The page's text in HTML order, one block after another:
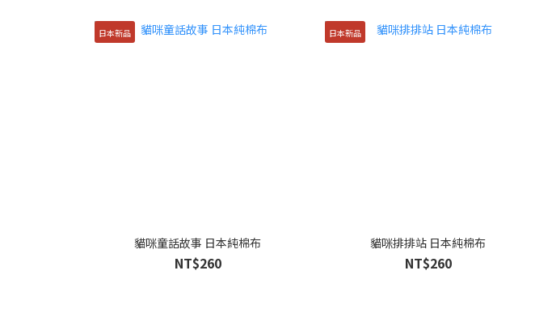
日本新品
貓咪童話故事 日本純棉布
NT$260
日本新品
貓咪排排站 日本純棉布
NT$260